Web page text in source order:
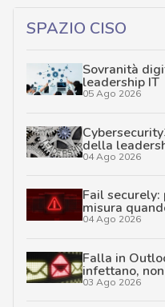
SPAZIO CISO
Sovranità
leadership IT
05 Ago 2026
della
04 Ago 2026
Fail securely:
misura
04 Ago 2026
Falla in
infettano,
03 Ago 2026